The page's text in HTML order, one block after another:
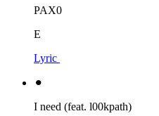
PAX0
E
Lyric
⚫︎
I need (feat. l00kpath)